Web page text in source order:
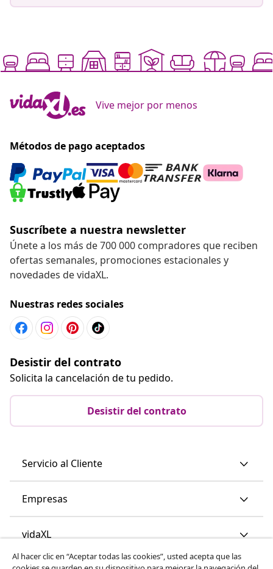
Vive mejor por menos
Métodos de pago aceptados
Suscríbete a nuestra newsletter
Únete a los más de 700 000 compradores que reciben
ofertas semanales, promociones estacionales y
novedades de vidaXL.
Nuestras redes sociales
Desistir del contrato
Solicita la cancelación de tu pedido.
Desistir del contrato
Servicio al Cliente
Empresas
vidaXL
Al hacer clic en “Aceptar todas las cookies”, usted acepta que las